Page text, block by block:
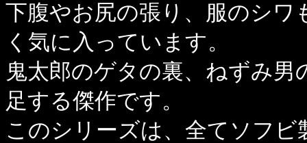
下腹やお尻の張り、服のシ
く気に入っています。
鬼太郎のゲタの裏、ねずみ
足する傑作です。
このシリーズは、全てソフビ